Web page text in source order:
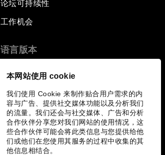
本网站使用 cookie
我们使用 Cookie 来制作贴合用户需求的内
容与广告、提供社交媒体功能以及分析我们
的流量。我们还会与社交媒体、广告和分析
合作伙伴分享您对我们网站的使用情况，这
些合作伙伴可能会将此类信息与您提供给他
们或他们在您使用其服务的过程中收集的其
他信息相结合。
论坛可持续性
工作机会
语言版本